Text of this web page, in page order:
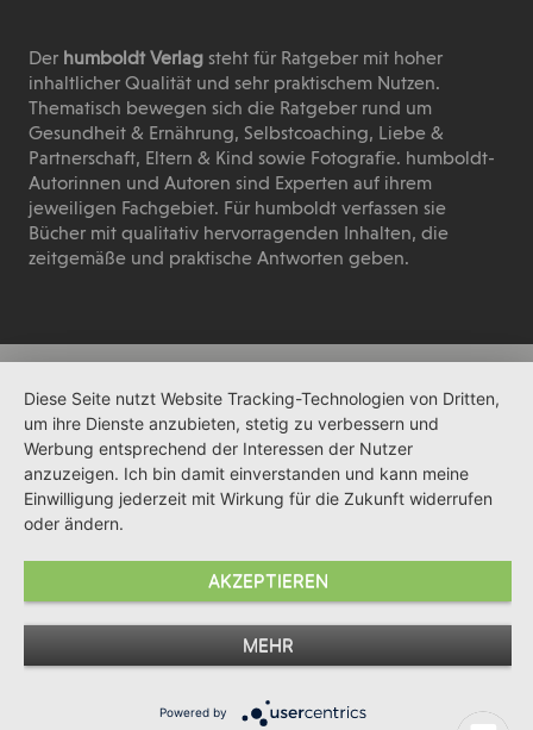
Derhumboldt Verlag steht für Ratgeber mit hoher
inhaltlicher Qualität und sehr praktischem Nutzen.
Thematisch bewegen sich die Ratgeber rund um
Gesundheit & Ernährung, Selbstcoaching, Liebe &
Partnerschaft, Eltern & Kind sowie Fotografie. humboldt-
Autorinnen und Autoren sind Experten auf ihrem
jeweiligen Fachgebiet. Für humboldt verfassen sie
Bücher mit qualitativ hervorragenden Inhalten, die
zeitgemäße und praktische Antworten geben.
Diese Seite nutzt Website Tracking-Technologien von Dritten,
um ihre Dienste anzubieten, stetig zu verbessern und
Werbung entsprechend der Interessen der Nutzer
anzuzeigen. Ich bin damit einverstanden und kann meine
Einwilligung jederzeit mit Wirkung für die Zukunft widerrufen
oder ändern.
AKZEPTIEREN
MEHR
Powered by